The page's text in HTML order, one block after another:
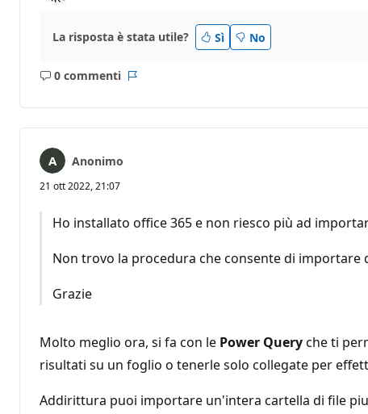
La risposta è stata utile? Sì No
0 commenti
Nessun
Report
Anonimo
21 ott 2022, 21:07
Ho installato office 365 e non riesco più ad
Non trovo la procedura che consente di importare
Grazie
Molto meglio ora, si fa con le Power Queryche ti
risultati su un foglio o tenerle solo collegate per
Addirittura puoi importare un'intera cartella di file